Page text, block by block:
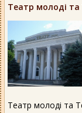
Театр молоді
Театр молоді та